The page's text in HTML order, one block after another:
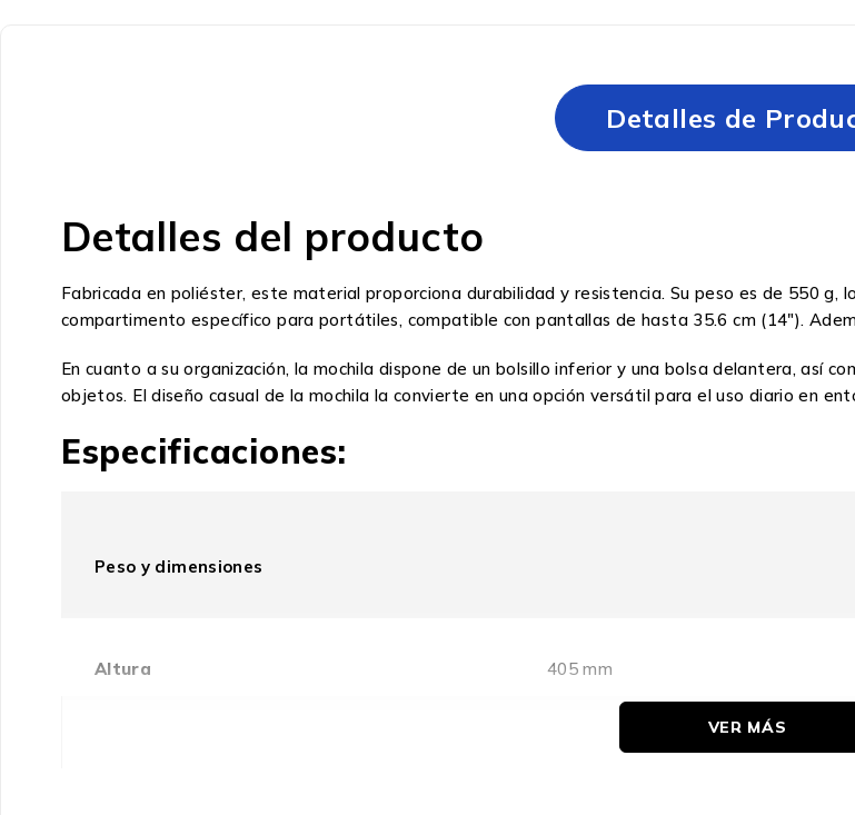
Detalles de
Detalles del producto
Fabricada en poliéster, este material proporciona durabilidad y resistencia. Su peso es de 550 g,
compartimento específico para portátiles, compatible con pantallas de hasta 35.6 cm (14″).
En cuanto a su organización, la mochila dispone de un bolsillo inferior y una bolsa delantera, así
objetos. El diseño casual de la mochila la convierte en una opción versátil para el uso diario en
Especificaciones:
Peso y dimensiones
Altura 405 mm
VER MÁS